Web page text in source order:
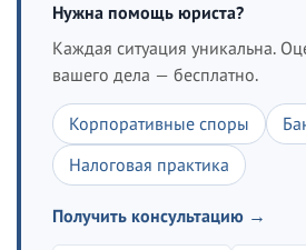
Нужна помощь юриста?
Каждая ситуация уникальна.
вашего дела — бесплатно.
Корпоративные споры
Налоговая практика
Получить консультацию →